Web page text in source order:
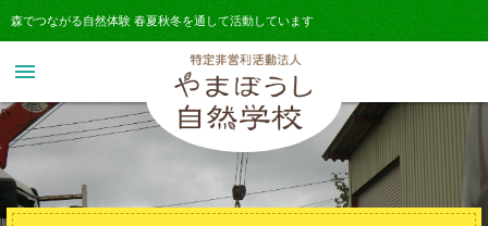
森でつながる自然体験 春夏秋冬を通して活動しています
menu